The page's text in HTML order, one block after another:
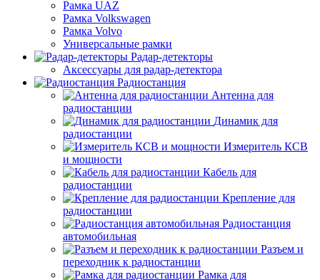
Рамка UAZ
Рамка Volkswagen
Рамка Volvo
Универсальные рамки
Радар-детекторы
Аксессуары для радар-детектора
Радиостанция
Антенна для
радиостанции
Динамик для
радиостанции
Измеритель КСВ
и мощности
Кабель для
радиостанции
Крепление для
радиостанции
Радиостанция
автомобильная
Разъем и
переходник к радиостанции
Рамка для